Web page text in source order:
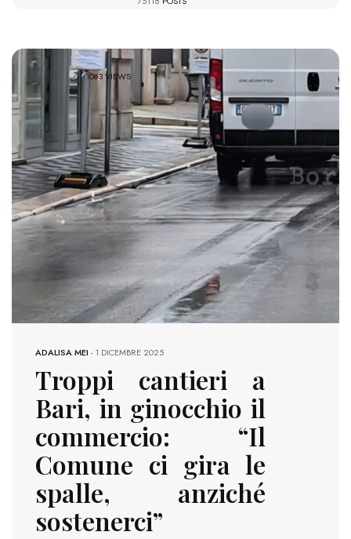
1063 VIEWS
ADALISA MEI -1 DICEMBRE 2025
Troppi cantieri a
Bari, in ginocchio il
commercio: “Il
Comune ci gira le
spalle, anziché
sostenerci”